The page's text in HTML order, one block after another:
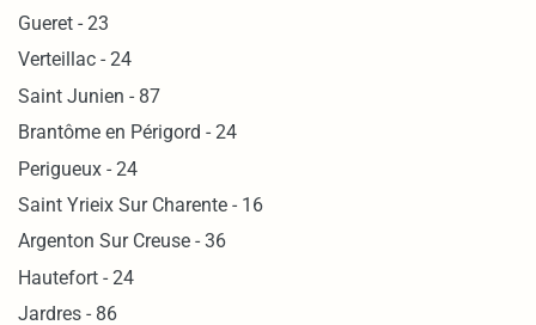
Gueret - 23
Verteillac - 24
Saint Junien - 87
Brantôme en Périgord - 24
Perigueux - 24
Saint Yrieix Sur Charente - 16
Argenton Sur Creuse - 36
Hautefort - 24
Jardres - 86